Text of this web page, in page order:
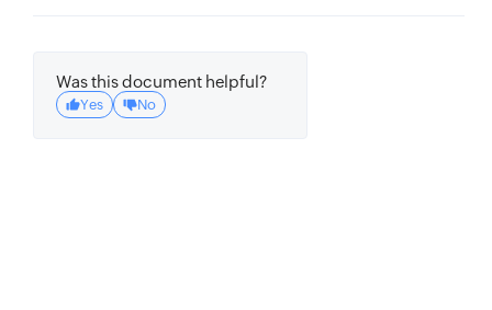
Was this document helpful?
Yes No